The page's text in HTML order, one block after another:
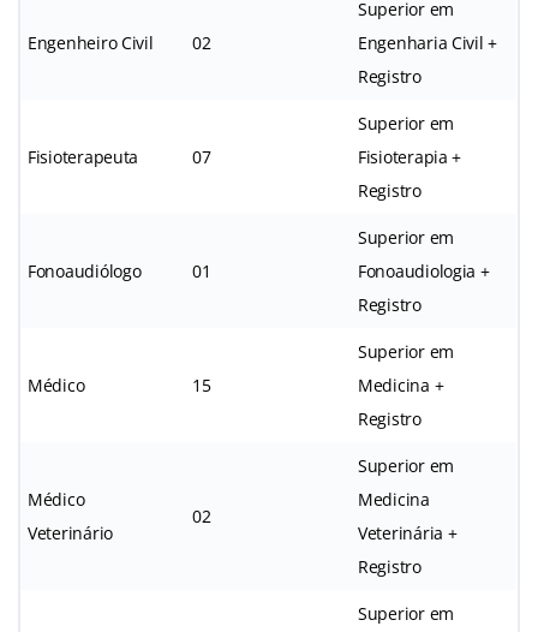
Engenheiro Civil 02
Superior em
Engenharia Civil +
Registro
Fisioterapeuta 07
Superior em
Fisioterapia +
Registro
Fonoaudiólogo 01
Superior em
Fonoaudiologia +
Registro
Médico 15
Superior em
Medicina +
Registro
Médico
Veterinário
02
Superior em
Medicina
Veterinária +
Registro
Superior em